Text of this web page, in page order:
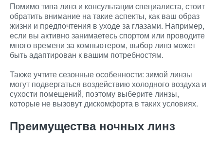
Помимо типа линз и консультации специалиста, стоит
обратить внимание на такие аспекты, как ваш образ
жизни и предпочтения в уходе за глазами. Например,
если вы активно занимаетесь спортом или проводите
много времени за компьютером, выбор линз может
быть адаптирован к вашим потребностям.
Также учтите сезонные особенности: зимой линзы
могут подвергаться воздействию холодного воздуха и
сухости помещений, поэтому выберите линзы,
которые не вызовут дискомфорта в таких условиях.
Преимущества ночных линз